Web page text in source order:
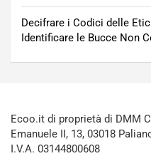
Decifrare i Codici delle
Identificare le Bucce Non
Ecoo.it di proprietà di DMM
Emanuele II, 13, 03018
I.V.A. 03144800608